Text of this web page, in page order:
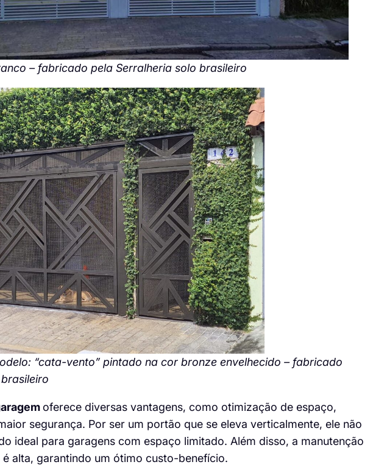
– fabricado pela Serralheria solo brasileiro
“cata-vento” pintado na cor bronze envelhecido – fabricado
oferece diversas vantagens, como otimização de espaço,
segurança. Por ser um portão que se eleva verticalmente, ele não
ideal para garagens com espaço limitado. Além disso, a manutenção
alta, garantindo um ótimo custo-benefício.